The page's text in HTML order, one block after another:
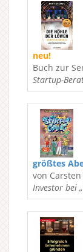
neu!
Buch zur
Startup-
größtes
von
Investor bei